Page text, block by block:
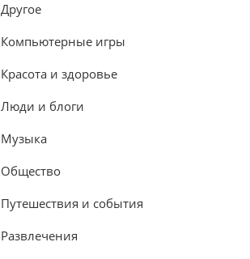
Другое
Компьютерные игры
Красота и здоровье
Люди и блоги
Музыка
Общество
Путешествия и события
Развлечения